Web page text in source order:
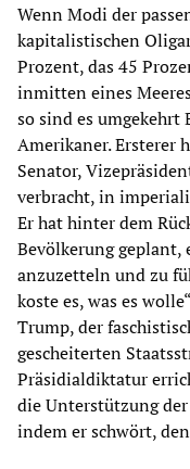
Wenn Modi der
kapitalistischen
Prozent, das 45
inmitten eines
so sind es
Amerikaner. Ersterer
Senator,
verbracht, in
Er hat hinter dem
Bevölkerung geplant,
anzuzetteln und zu
koste es, was es
Trump, der
gescheiterten
Präsidialdiktatur
die Unterstützung
indem er schwört,